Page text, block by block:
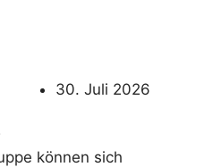
30. Juli 2026
können sich